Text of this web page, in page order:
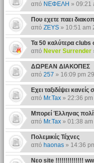
από ΝΕΦΕΛΗ » 09:21
Που εχετε παει
από ZEYS» 10:51 am
Τα 50 καλύτερα clubs
από Never Surrender
ΔΩΡΕΑΝ ΔΙΑΚΟΠΕΣ
από 257 » 16:09 pm
Εχει ταξιδέψει
από Mr.Tax» 22:36 pm
Μπορεί Έλληνας
από Mr.Tax» 01:38 am
Πολεμικές Τέχνες
από haonas» 14:36
Νεο site !!!!!!!!!!!!!!